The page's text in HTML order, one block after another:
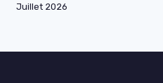
Juillet 2026